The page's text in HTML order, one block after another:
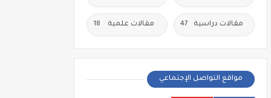
مقالات دراسية 47 مقالات علمية 18
مواقع التواصل الإجتماعي